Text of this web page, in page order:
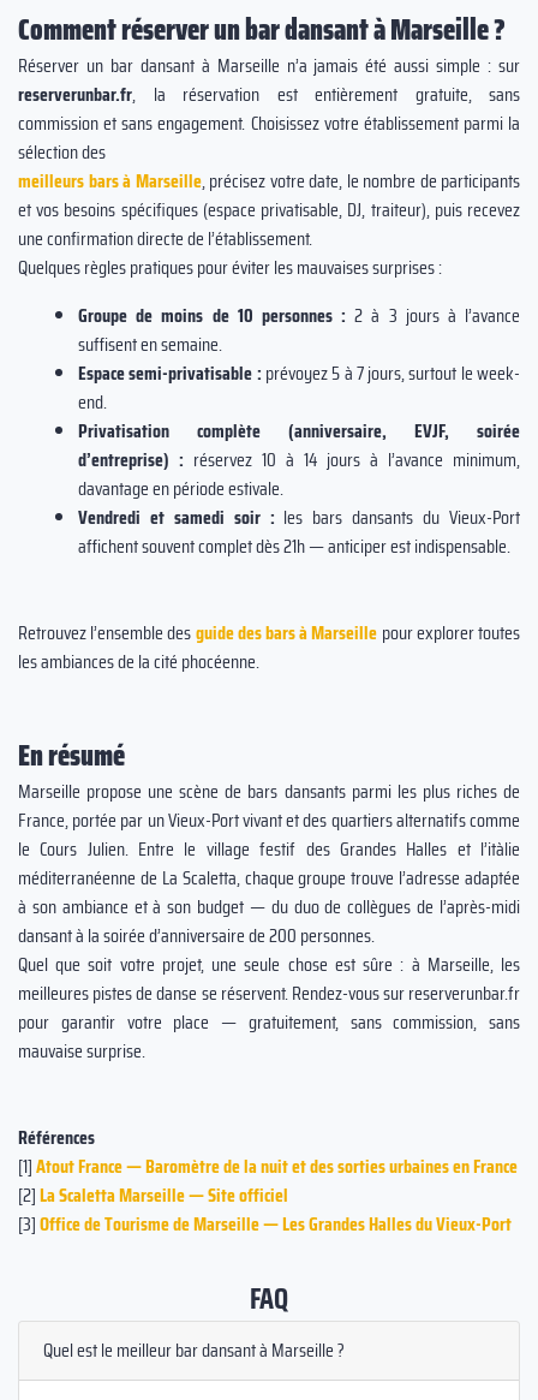
Comment réserver un bar dansant à Marseille ?
Réserver un bar dansant à Marseille n’a jamais été aussi simple : sur
reserverunbar.fr, la réservation est entièrement gratuite, sans
commission et sans engagement. Choisissez votre établissement parmi la
sélection des
meilleurs bars à Marseille, précisez votre date, le nombre de participants
et vos besoins spécifiques (espace privatisable, DJ, traiteur), puis recevez
une confirmation directe de l’établissement.
Quelques règles pratiques pour éviter les mauvaises surprises :
Groupe de moins de 10 personnes : 2 à 3 jours à l’avance
suffisent en semaine.
Espace semi-privatisable : prévoyez 5 à 7 jours, surtout le week-
end.
Privatisation complète (anniversaire, EVJF, soirée
d’entreprise) : réservez 10 à 14 jours à l’avance minimum,
davantage en période estivale.
Vendredi et samedi soir : les bars dansants du Vieux-Port
affichent souvent complet dès 21h — anticiper est indispensable.
Retrouvez l’ensemble desguide des bars à Marseille pour explorer toutes
les ambiances de la cité phocéenne.
En résumé
Marseille propose une scène de bars dansants parmi les plus riches de
France, portée par un Vieux-Port vivant et des quartiers alternatifs comme
le Cours Julien. Entre le village festif des Grandes Halles et l’itàlie
méditerranéenne de La Scaletta, chaque groupe trouve l’adresse adaptée
à son ambiance et à son budget — du duo de collègues de l’après-midi
dansant à la soirée d’anniversaire de 200 personnes.
Quel que soit votre projet, une seule chose est sûre : à Marseille, les
meilleures pistes de danse se réservent. Rendez-vous sur reserverunbar.fr
pour garantir votre place — gratuitement, sans commission, sans
mauvaise surprise.
Références
[1]Atout France — Baromètre de la nuit et des sorties urbaines en France
[2]La Scaletta Marseille — Site officiel
[3]Office de Tourisme de Marseille — Les Grandes Halles du Vieux-Port
FAQ
Quel est le meilleur bar dansant à Marseille ?